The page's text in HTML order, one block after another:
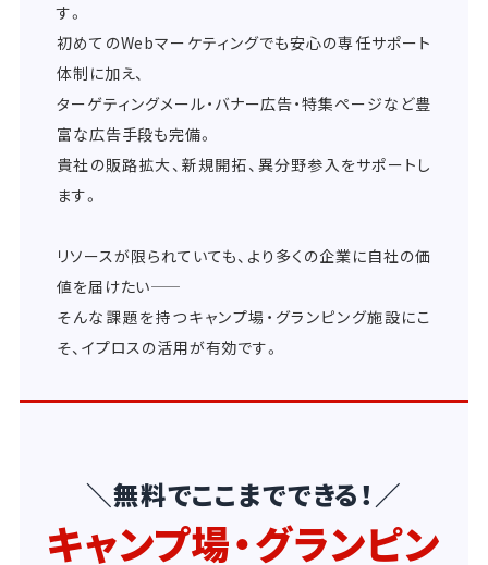
す。
初めてのWebマーケティングでも安心の専任サポート
体制に加え、
ターゲティングメール・バナー広告・特集ページなど豊
富な広告手段も完備。
貴社の販路拡大、新規開拓、異分野参入をサポートし
ます。
リソースが限られていても、より多くの企業に自社の価
値を届けたい――
そんな課題を持つキャンプ場・グランピング施設にこ
そ、イプロスの活用が有効です。
＼無料でここまでできる！／
キャンプ場・グランピン